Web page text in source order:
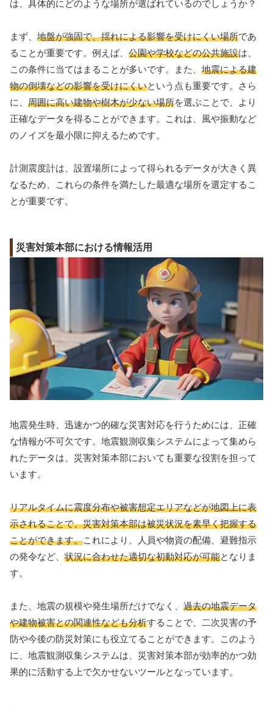
は、具体的にどのような場所が選ばれているのでしょうか？
まず、 地盤が強固で、揺れによる影響を受けにくい場所であ
ることが重要です。例えば、 公園や学校などの公共施設は、
この条件に当てはまることが多いです。また、 地震による建
物の倒壊などの影響を受けにくいという点も重要です。さら
に、 周囲に高い建物や樹木が少ない場所を選ぶことで、より
正確なデータを得ることができます。これは、風や振動など
のノイズを最小限に抑えるためです。
計測震度計は、設置場所によって得られるデータが大きく異
なるため、これらの条件を満たした最適な場所を選定するこ
とが重要です。
災害対策本部における情報活用
地震発生時、迅速かつ的確な災害対応を行うためには、正確
な情報が不可欠です。地震観測収集システムによって集めら
れたデータは、災害対策本部においても重要な役割を担って
います。
リアルタイムに震度分布や被害想定エリアなどが地図上に表
示されることで、災害対策本部は被災状況を素早く把握する
ことができます。これにより、人員や物資の配備、避難指示
の発令など、 状況に合わせた適切な初動対応が可能となりま
す。
また、地震の規模や発生場所だけでなく、 過去の地震データ
や建物被害との関連性なども分析することで、二次災害の予
防や今後の防災対策にも役立てることができます。このよう
に、地震観測収集システムは、災害対策本部が効率的かつ効
果的に活動する上で欠かせないツールとなっています。